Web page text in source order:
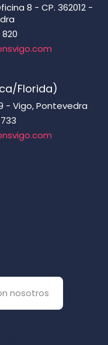
8 - CP. 362012 -
Florida)
- Vigo, Pontevedra
nosotros